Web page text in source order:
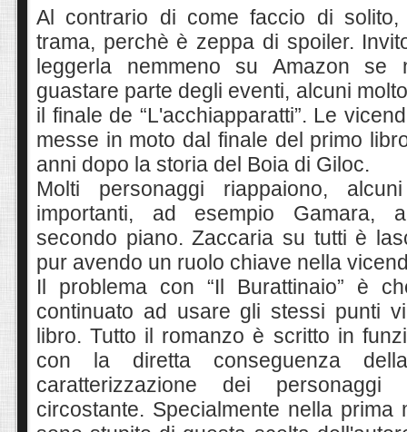
Al contrario di come faccio di
trama, perchè è zeppa di spoiler.
leggerla nemmeno su Amazon se
guastare parte degli eventi, alcuni
il finale de “L'acchiapparatti”. Le
messe in moto dal finale del primo
anni dopo la storia del Boia di Giloc.
Molti personaggi riappaiono,
importanti, ad esempio Gamara,
secondo piano. Zaccaria su tutti è
pur avendo un ruolo chiave nella
Il problema con “Il Burattinaio” è
continuato ad usare gli stessi punti
libro. Tutto il romanzo è scritto in
con la diretta conseguenza
caratterizzazione dei
circostante. Specialmente nella prima